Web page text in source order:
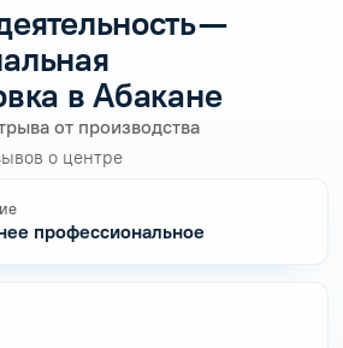
—
в Абакане
от производства
о центре
профессиональное